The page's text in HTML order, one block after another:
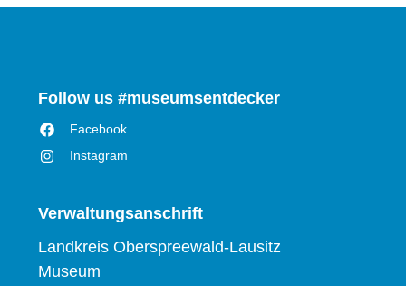
Follow us #museumsentdecker
Facebook
Instagram
Verwaltungsanschrift
Landkreis Oberspreewald-Lausitz
Museum